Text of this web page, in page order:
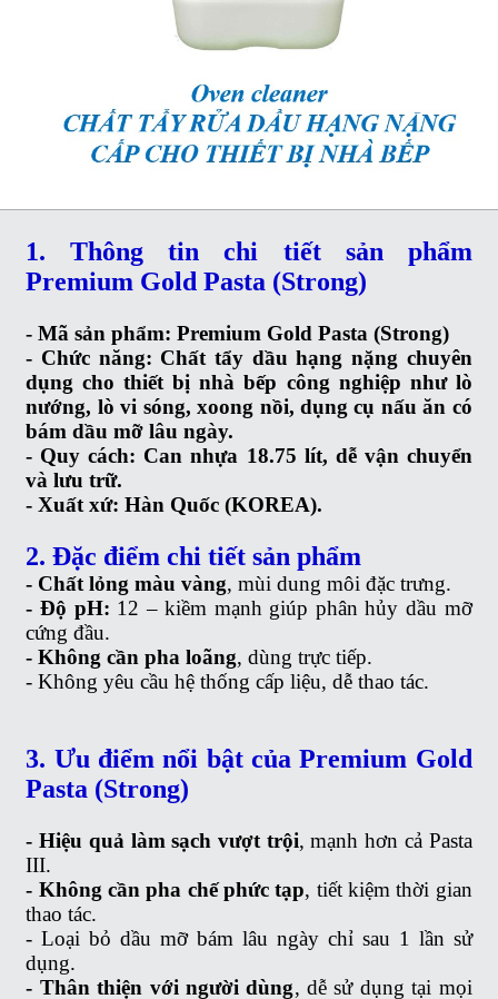
1. Thông tin chi tiết sản phẩm
Premium Gold Pasta (Strong)
- Mã sản phẩm: Premium Gold Pasta (Strong)
- Chức năng: Chất tẩy dầu hạng nặng chuyên
dụng cho thiết bị nhà bếp công nghiệp như lò
nướng, lò vi sóng,xoong nồi, dụng cụ nấu ăn có
bám dầu mỡ lâu ngày.
- Quy cách: Can nhựa 18.75 lít, dễ vận chuyển
và lưu trữ.
- Xuất xứ: Hàn Quốc (KOREA).
2. Đặc điểm chi tiết sản phẩm
- Chất lỏng màu vàng, mùi dung môi đặc trưng.
- Độ pH: 12 – kiềm mạnh giúp phân hủy dầu mỡ
cứng đầu.
- Không cần pha loãng, dùng trực tiếp.
- Không yêu cầu hệ thống cấp liệu, dễ thao tác.
3. Ưu điểm nổi bật của Premium Gold
Pasta (Strong)
- Hiệu quả làm sạch vượt trội, mạnh hơn cả Pasta
III.
- Không cần pha chế phức tạp, tiết kiệm thời gian
thao tác.
- Loại bỏ dầu mỡ bám lâu ngày chỉ sau 1 lần sử
dụng.
- Thân thiện với người dùng, dễ sử dụng tại mọi